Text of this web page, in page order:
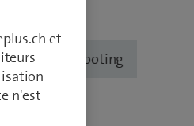
Troubleshooting
et
n'est